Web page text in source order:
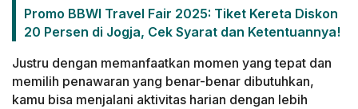
Promo BBWI Travel Fair 2025: Tiket Kereta Diskon
20 Persen di Jogja, Cek Syarat dan Ketentuannya!
Justru dengan memanfaatkan momen yang tepat dan
memilih penawaran yang benar-benar dibutuhkan,
kamu bisa menjalani aktivitas harian dengan lebih